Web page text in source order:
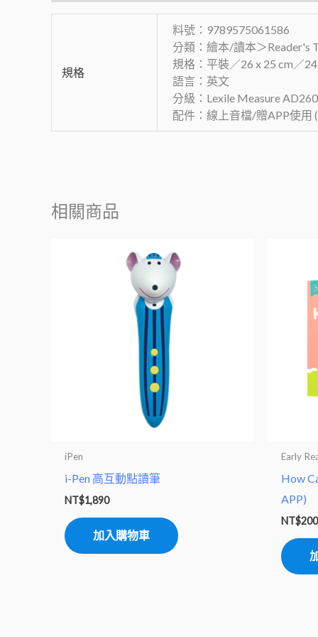
規格
料號：9789575061586
分類：繪本/讀本＞Reader's
規格：平裝／26 x 25 cm／
語言：英文
分級：Lexile Measure
配件：線上音檔/贈APP使用
相關商品
iPen
i-Pen 高互動點讀筆
NT$1,890
加入購物車
Early
How
APP)
NT$200